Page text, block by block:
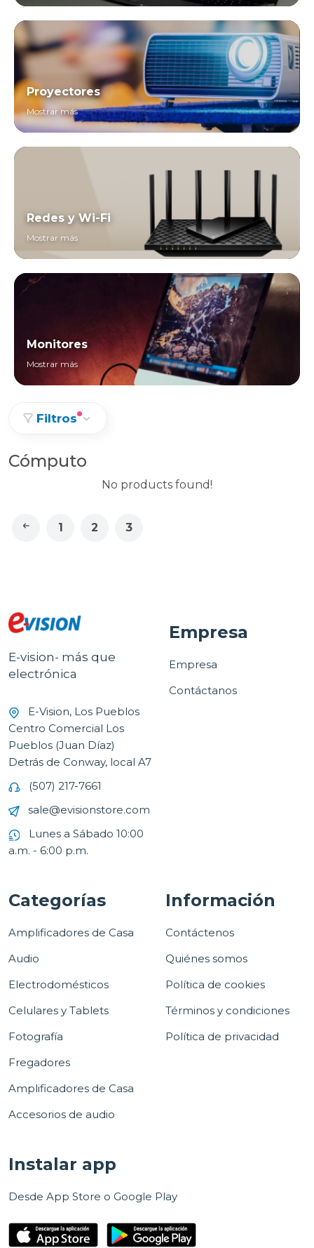
Proyectores
Mostrar más
Redes y Wi-Fi
Mostrar más
Monitores
Mostrar más
Filtros
Cómputo
No products found!
1 2 3
E-vision- más que
electrónica
E-Vision, Los Pueblos
Centro Comercial Los
Pueblos (Juan Díaz)
Detrás de Conway, local A7
(507) 217-7661
sale@evisionstore.com
Lunes a Sábado 10:00
a.m. - 6:00 p.m.
Empresa
Empresa
Contáctanos
Categorías
Amplificadores de Casa
Audio
Electrodomésticos
Celulares y Tablets
Fotografía
Fregadores
Amplificadores de Casa
Accesorios de audio
Información
Contáctenos
Quiénes somos
Política de cookies
Términos y condiciones
Política de privacidad
Instalar app
Desde App Store o Google Play